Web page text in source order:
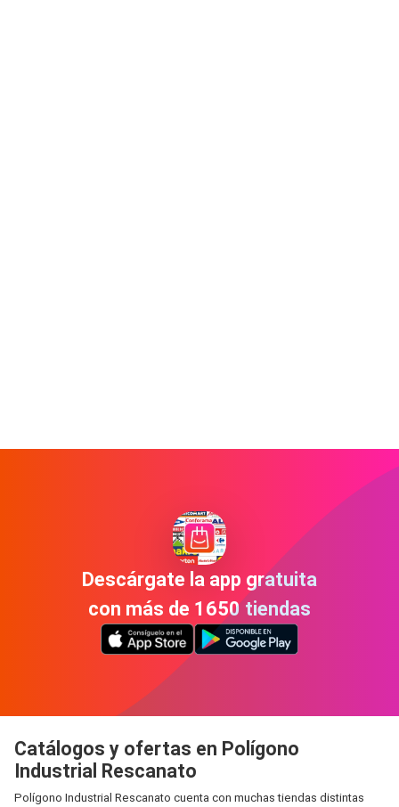
Descárgate la app gratuita
con más de 1650 tiendas
Catálogos y ofertas en Polígono
Industrial Rescanato
Polígono Industrial Rescanato cuenta con muchas tiendas distintas